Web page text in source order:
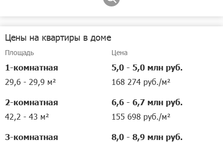
Цены на квартиры в доме
Площадь Цена
1-комнатная
29,6 - 29,9 м²
5,0 - 5,0 млн руб.
168 274 руб./м²
2-комнатная
42,2 - 43 м²
6,6 - 6,7 млн руб.
155 698 руб./м²
3-комнатная 8,0 - 8,9 млн руб.